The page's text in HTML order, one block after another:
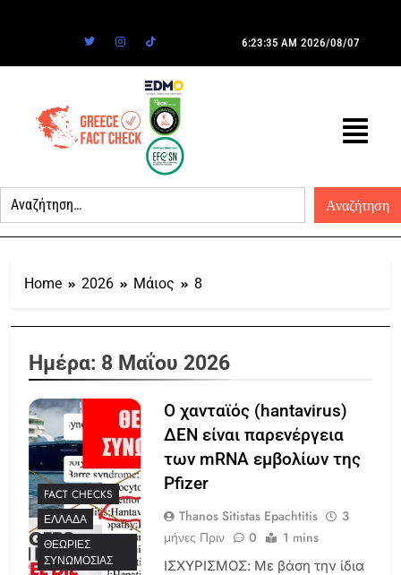
6:23:35 AM 2026/08/07
Home 2026 Μάιος 8
Ημέρα: 8 Μαΐου 2026
FACT CHECKS
ΕΛΛΆΔΑ
ΘΕΩΡΊΕΣ
ΣΥΝΩΜΟΣΊΑΣ
Ο χανταϊός (hantavirus)
ΔΕΝ είναι παρενέργεια
των mRNA εμβολίων της
Pfizer
Thanos Sitistas Epachtitis
3
μήνες Πριν
0 1 mins
ΙΣΧΥΡΙΣΜΟΣ: Με βάση την ίδια